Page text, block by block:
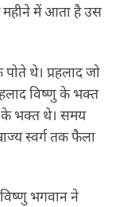
महीने में आता है उस
थे। प्रहलाद जो
विष्णु के भक्त
के भक्त थे। समय
स्वर्ग तक फैला
भगवान ने